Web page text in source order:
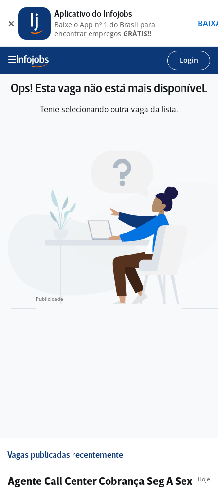
Login
Ops! Esta vaga não está mais disponível.
Tente selecionando outra vaga da lista.
Vagas publicadas recentemente
Agente Call Center Cobrança Seg A Sex Hoje
Aplicativo do Infojobs
Baixe o App nº 1 do Brasil para
encontrar empregos GRÁTIS!!